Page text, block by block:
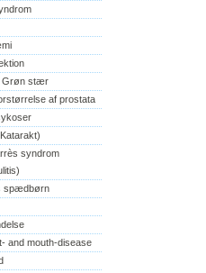
Grøn stær
af prostata
syndrom
spædbørn
and mouth-disease